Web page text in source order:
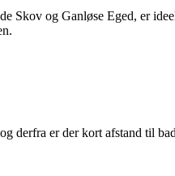
Skov og Ganløse Eged, er
derfra er der kort afstand til